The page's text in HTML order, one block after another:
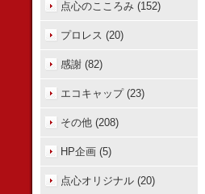
点心のこころみ (152)
プロレス (20)
感謝 (82)
エコキャップ (23)
その他 (208)
HP企画 (5)
点心オリジナル (20)